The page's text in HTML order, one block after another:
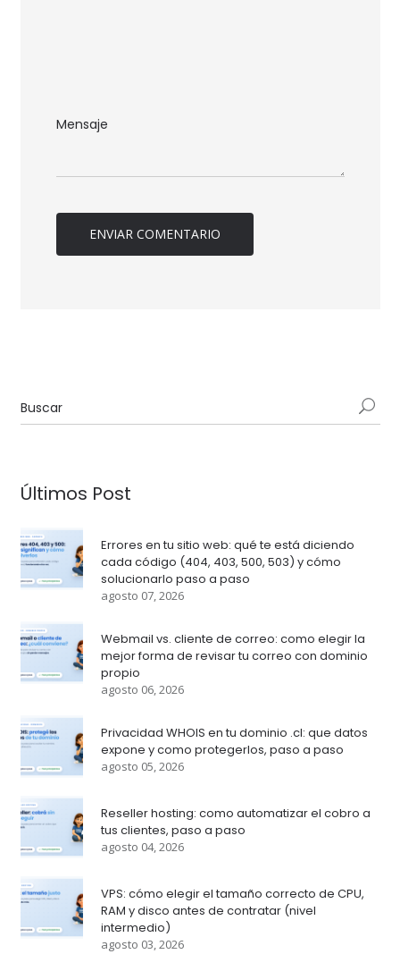
Últimos Post
Errores en tu sitio web: qué te está diciendo
cada código (404, 403, 500, 503) y cómo
solucionarlo paso a paso
agosto 07, 2026
Webmail vs. cliente de correo: como elegir la
mejor forma de revisar tu correo con dominio
propio
agosto 06, 2026
Privacidad WHOIS en tu dominio .cl: que datos
expone y como protegerlos, paso a paso
agosto 05, 2026
Reseller hosting: como automatizar el cobro a
tus clientes, paso a paso
agosto 04, 2026
VPS: cómo elegir el tamaño correcto de CPU,
RAM y disco antes de contratar (nivel
intermedio)
agosto 03, 2026